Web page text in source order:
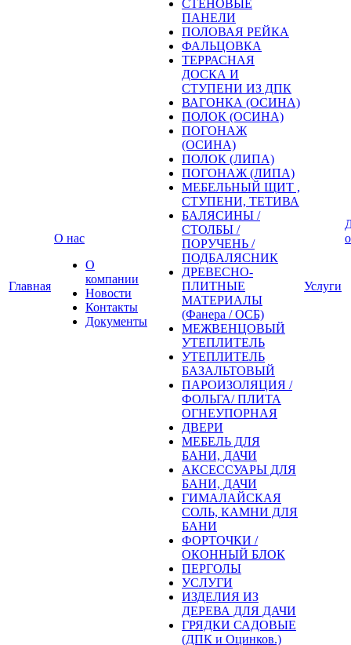
Главная
О нас
О
компании
Новости
Контакты
Документы
СТЕНОВЫЕ
ПАНЕЛИ
ПОЛОВАЯ РЕЙКА
ФАЛЬЦОВКА
ТЕРРАСНАЯ
ДОСКА И
СТУПЕНИ ИЗ ДПК
ВАГОНКА (ОСИНА)
ПОЛОК (ОСИНА)
ПОГОНАЖ
(ОСИНА)
ПОЛОК (ЛИПА)
ПОГОНАЖ (ЛИПА)
МЕБЕЛЬНЫЙ ЩИТ ,
СТУПЕНИ, ТЕТИВА
БАЛЯСИНЫ /
СТОЛБЫ /
ПОРУЧЕНЬ /
ПОДБАЛЯСНИК
ДРЕВЕСНО-
ПЛИТНЫЕ
МАТЕРИАЛЫ
(Фанера / ОСБ)
МЕЖВЕНЦОВЫЙ
УТЕПЛИТЕЛЬ
УТЕПЛИТЕЛЬ
БАЗАЛЬТОВЫЙ
ПАРОИЗОЛЯЦИЯ /
ФОЛЬГА/ ПЛИТА
ОГНЕУПОРНАЯ
ДВЕРИ
МЕБЕЛЬ ДЛЯ
БАНИ, ДАЧИ
АКСЕССУАРЫ ДЛЯ
БАНИ, ДАЧИ
ГИМАЛАЙСКАЯ
СОЛЬ, КАМНИ ДЛЯ
БАНИ
ФОРТОЧКИ /
ОКОННЫЙ БЛОК
ПЕРГОЛЫ
УСЛУГИ
ИЗДЕЛИЯ ИЗ
ДЕРЕВА ДЛЯ ДАЧИ
ГРЯДКИ САДОВЫЕ
(ДПК и Оцинков.)
Услуги